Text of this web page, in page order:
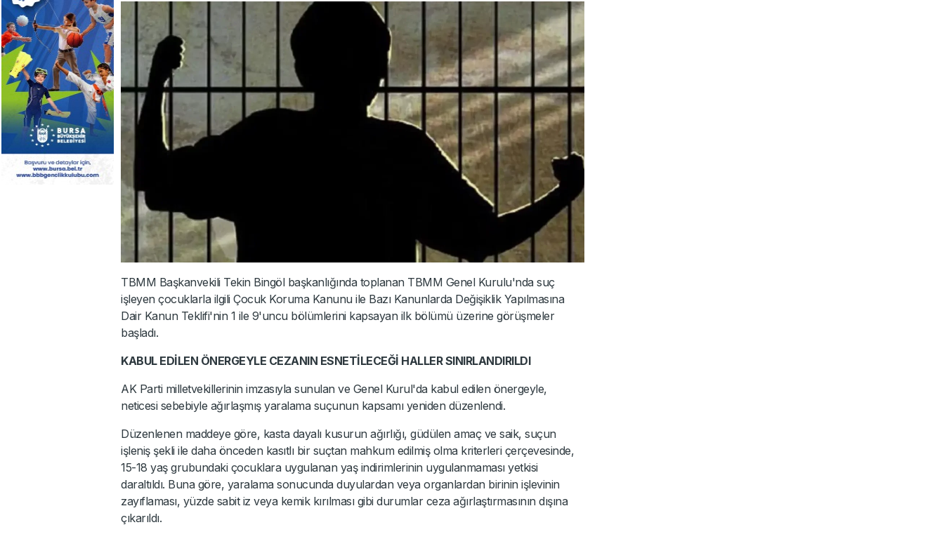
TBMM Başkanvekili Tekin Bingöl başkanlığında toplanan TBMM Genel Kurulu'nda suç
işleyen çocuklarla ilgili Çocuk Koruma Kanunu ile Bazı Kanunlarda Değişiklik Yapılmasına
Dair Kanun Teklifi'nin 1 ile 9'uncu bölümlerini kapsayan ilk bölümü üzerine görüşmeler
başladı.
KABUL EDİLEN ÖNERGEYLE CEZANIN ESNETİLECEĞİ HALLER SINIRLANDIRILDI
AK Parti milletvekillerinin imzasıyla sunulan ve Genel Kurul'da kabul edilen önergeyle,
neticesi sebebiyle ağırlaşmış yaralama suçunun kapsamı yeniden düzenlendi.
Düzenlenen maddeye göre, kasta dayalı kusurun ağırlığı, güdülen amaç ve saik, suçun
işleniş şekli ile daha önceden kasıtlı bir suçtan mahkum edilmiş olma kriterleri çerçevesinde,
15-18 yaş grubundaki çocuklara uygulanan yaş indirimlerinin uygulanmaması yetkisi
daraltıldı. Buna göre, yaralama sonucunda duyulardan veya organlardan birinin işlevinin
zayıflaması, yüzde sabit iz veya kemik kırılması gibi durumlar ceza ağırlaştırmasının dışına
çıkarıldı.